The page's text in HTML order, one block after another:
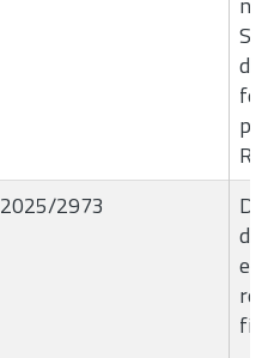
di
2025/2973
ed